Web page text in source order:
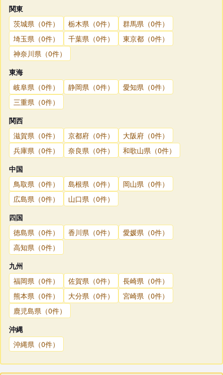
関東
茨城県（0件）
栃木県（0件）
群馬県（0件）
埼玉県（0件）
千葉県（0件）
東京都（0件）
神奈川県（0件）
東海
岐阜県（0件）
静岡県（0件）
愛知県（0件）
三重県（0件）
関西
滋賀県（0件）
京都府（0件）
大阪府（0件）
兵庫県（0件）
奈良県（0件）
和歌山県（0件）
中国
鳥取県（0件）
島根県（0件）
岡山県（0件）
広島県（0件）
山口県（0件）
四国
徳島県（0件）
香川県（0件）
愛媛県（0件）
高知県（0件）
九州
福岡県（0件）
佐賀県（0件）
長崎県（0件）
熊本県（0件）
大分県（0件）
宮崎県（0件）
鹿児島県（0件）
沖縄
沖縄県（0件）